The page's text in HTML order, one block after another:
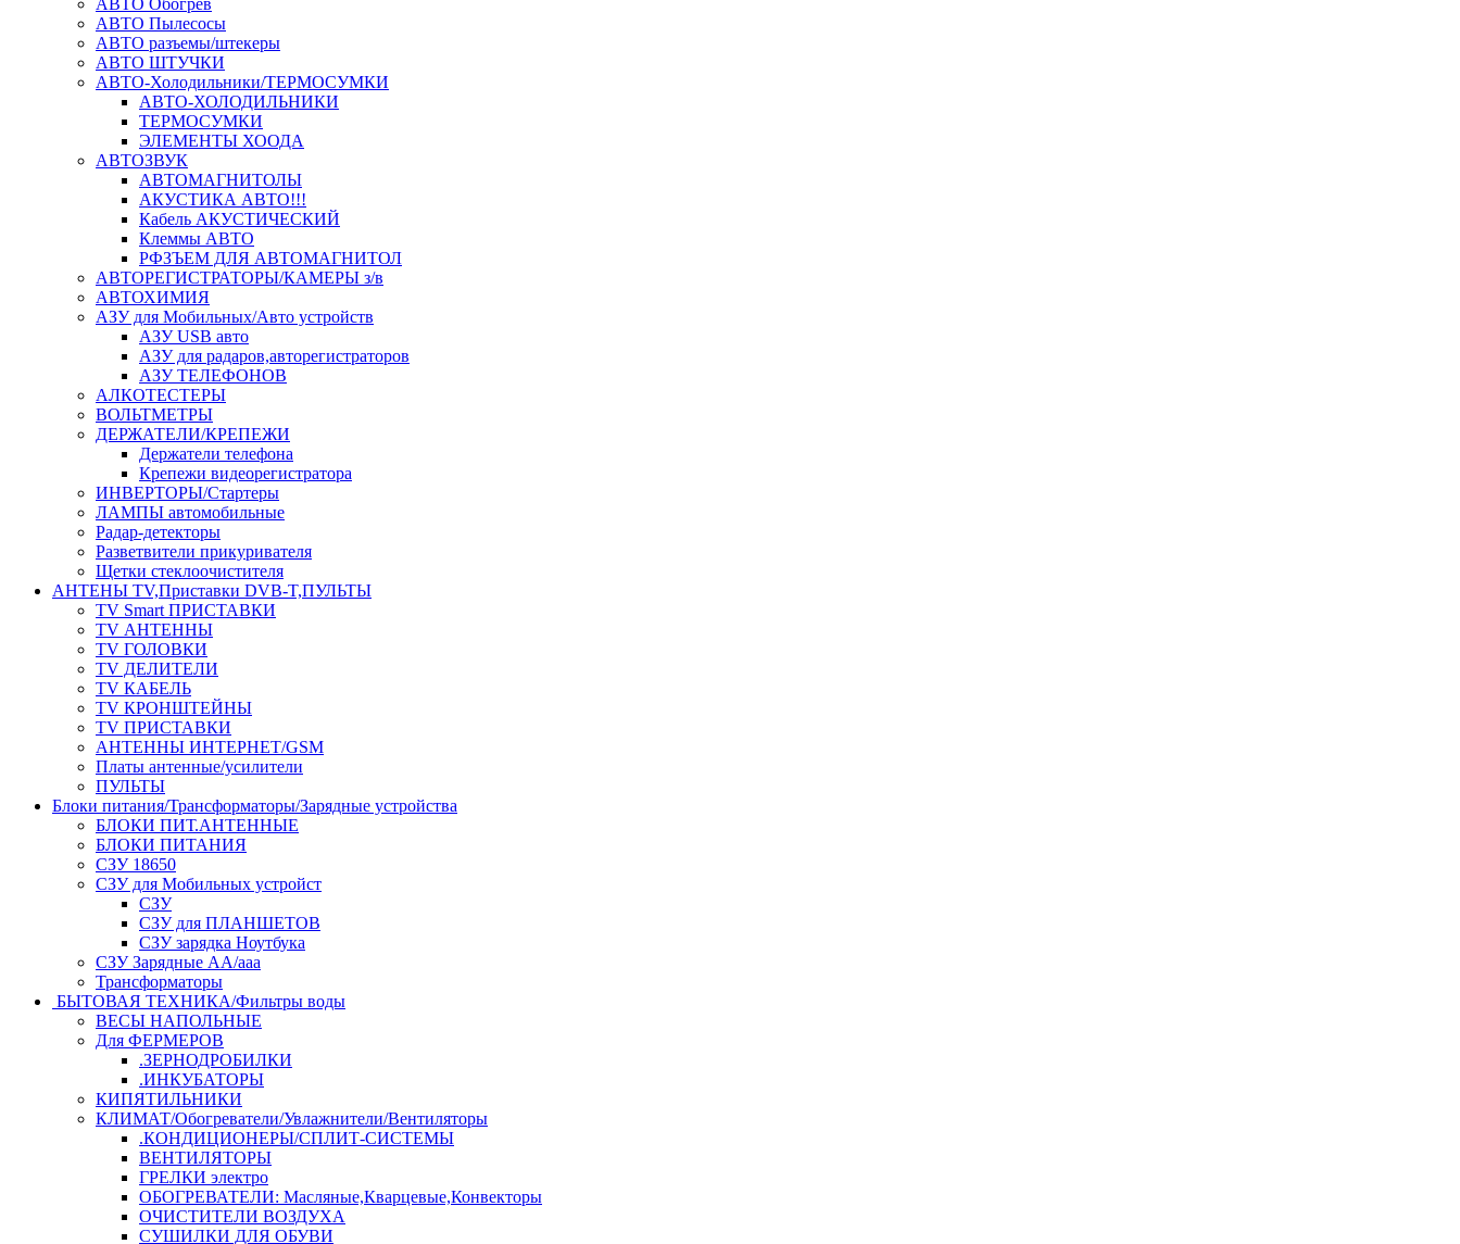
АВТО Обогрев
АВТО Пылесосы
АВТО разъемы/штекеры
АВТО ШТУЧКИ
АВТО-Холодильники/ТЕРМОСУМКИ
АВТО-ХОЛОДИЛЬНИКИ
ТЕРМОСУМКИ
ЭЛЕМЕНТЫ ХООДА
АВТОЗВУК
АВТОМАГНИТОЛЫ
АКУСТИКА АВТО!!!
Кабель АКУСТИЧЕСКИЙ
Клеммы АВТО
РФЗЪЕМ ДЛЯ АВТОМАГНИТОЛ
АВТОРЕГИСТРАТОРЫ/КАМЕРЫ з/в
АВТОХИМИЯ
АЗУ для Мобильных/Авто устройств
АЗУ USB авто
АЗУ для радаров,авторегистраторов
АЗУ ТЕЛЕФОНОВ
АЛКОТЕСТЕРЫ
ВОЛЬТМЕТРЫ
ДЕРЖАТЕЛИ/КРЕПЕЖИ
Держатели телефона
Крепежи видеорегистратора
ИНВЕРТОРЫ/Стартеры
ЛАМПЫ автомобильные
Радар-детекторы
Разветвители прикуривателя
Щетки стеклоочистителя
АНТЕНЫ ТV,Приставки DVB-T,ПУЛЬТЫ
TV Smart ПРИСТАВКИ
TV АНТЕННЫ
TV ГОЛОВКИ
TV ДЕЛИТЕЛИ
TV КАБЕЛЬ
TV КРОНШТЕЙНЫ
TV ПРИСТАВКИ
АНТЕННЫ ИНТЕРНЕТ/GSM
Платы антенные/усилители
ПУЛЬТЫ
Блоки питания/Трансформаторы/Зарядные устройства
БЛОКИ ПИТ.АНТЕННЫЕ
БЛОКИ ПИТАНИЯ
СЗУ 18650
СЗУ для Мобильных устройст
СЗУ
СЗУ для ПЛАНШЕТОВ
СЗУ зарядка Ноутбука
СЗУ Зарядные АА/ааа
Трансформаторы
БЫТОВАЯ ТЕХНИКА/Фильтры воды
ВЕСЫ НАПОЛЬНЫЕ
Для ФЕРМЕРОВ
.ЗЕРНОДРОБИЛКИ
.ИНКУБАТОРЫ
КИПЯТИЛЬНИКИ
КЛИМАТ/Обогреватели/Увлажнители/Вентиляторы
.КОНДИЦИОНЕРЫ/СПЛИТ-СИСТЕМЫ
ВЕНТИЛЯТОРЫ
ГРЕЛКИ электро
ОБОГРЕВАТЕЛИ: Масляные,Кварцевые,Конвекторы
ОЧИСТИТЕЛИ ВОЗДУХА
СУШИЛКИ ДЛЯ ОБУВИ